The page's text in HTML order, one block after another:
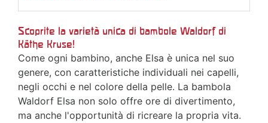
Scoprite la varietà unica di bambole Waldorf di
Käthe Kruse!
Come ogni bambino, anche Elsa è unica nel suo
genere, con caratteristiche individuali nei capelli,
negli occhi e nel colore della pelle. La bambola
Waldorf Elsa non solo offre ore di divertimento,
ma anche l'opportunità di ricreare la propria vita.